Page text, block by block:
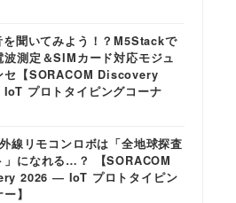
聞いてみよう！？M5Stackで
波測定＆SIMカード対応モジュ
セ【SORACOM Discovery
プロトタイピングコーナ
線リモコンロボは「全地球探査
」になれる…？ 【SORACOM
2026 ― IoT プロトタイピン
】